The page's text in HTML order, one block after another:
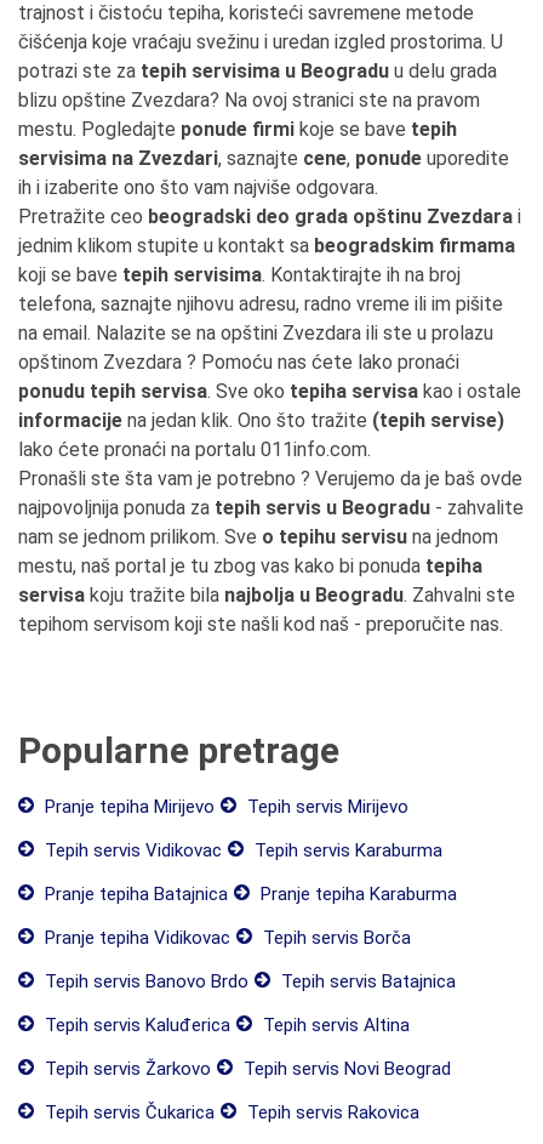
trajnost i čistoću tepiha, koristeći savremene metode
čišćenja koje vraćaju svežinu i uredan izgled prostorima. U
potrazi ste za tepih servisima u Beogradu u delu grada
blizu opštine Zvezdara? Na ovoj stranici ste na pravom
mestu. Pogledajte ponude firmi koje se bave tepih
servisima na Zvezdari, saznajte cene, ponude uporedite
ih i izaberite ono što vam najviše odgovara.
Pretražite ceo beogradski deo grada opštinu Zvezdara i
jednim klikom stupite u kontakt sa beogradskim firmama
koji se bave tepih servisima. Kontaktirajte ih na broj
telefona, saznajte njihovu adresu, radno vreme ili im pišite
na email. Nalazite se na opštini Zvezdara ili ste u prolazu
opštinom Zvezdara ? Pomoću nas ćete lako pronaći
ponudu tepih servisa. Sve oko tepiha servisa kao i ostale
informacije na jedan klik. Ono što tražite (tepih servise)
lako ćete pronaći na portalu 011info.com.
Pronašli ste šta vam je potrebno ? Verujemo da je baš ovde
najpovoljnija ponuda za tepih servis u Beogradu - zahvalite
nam se jednom prilikom. Sve o tepihu servisu na jednom
mestu, naš portal je tu zbog vas kako bi ponuda tepiha
servisa koju tražite bila najbolja u Beogradu. Zahvalni ste
tepihom servisom koji ste našli kod naš - preporučite nas.
Popularne pretrage
Pranje tepiha Mirijevo
Tepih servis Mirijevo
Tepih servis Vidikovac
Tepih servis Karaburma
Pranje tepiha Batajnica
Pranje tepiha Karaburma
Pranje tepiha Vidikovac
Tepih servis Borča
Tepih servis Banovo Brdo
Tepih servis Batajnica
Tepih servis Kaluđerica
Tepih servis Altina
Tepih servis Žarkovo
Tepih servis Novi Beograd
Tepih servis Čukarica
Tepih servis Rakovica